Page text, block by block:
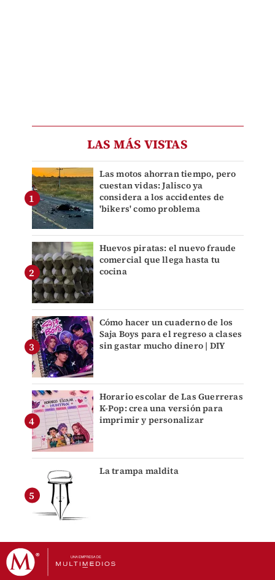
LAS MÁS VISTAS
Las motos ahorran tiempo, pero
cuestan vidas: Jalisco ya
considera a los accidentes de
'bikers' como problema
Huevos piratas: el nuevo fraude
comercial que llega hasta tu
cocina
Cómo hacer un cuaderno de los
Saja Boys para el regreso a clases
sin gastar mucho dinero | DIY
Horario escolar de Las Guerreras
K-Pop: crea una versión para
imprimir y personalizar
La trampa maldita